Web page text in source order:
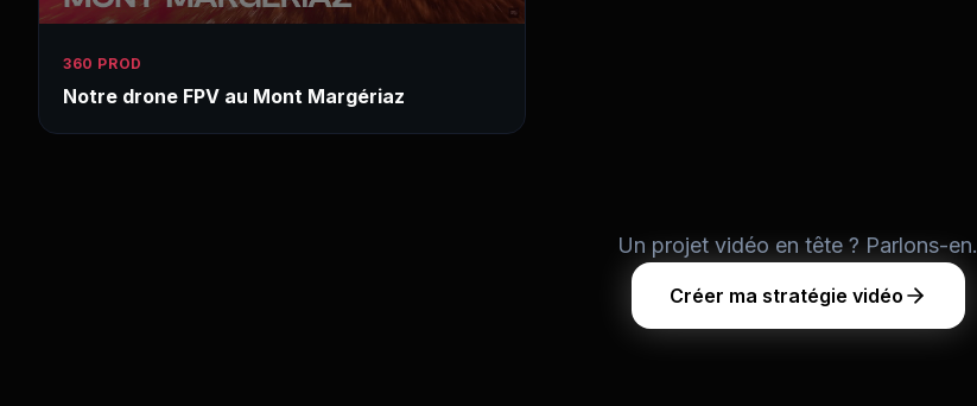
360 PROD
Notre drone FPV au Mont Margériaz
Un projet vidéo en tête ? Parlons-en.
Créer ma stratégie vidéo